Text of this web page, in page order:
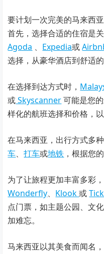
要计划一次完美的马来西
首先，选择合适的住宿是
Agoda 、 Expedia或
选择，从豪华酒店到舒适
在选择到达方式时，
或Skyscanner可能是您
样化的航班选择和价格，以
在马来西亚，出行方式多
车、打车或地铁 ，根据您
为了让旅程更加丰富多彩
Wonderfly、 Klook或
点门票，如主题公园、文
加难忘。
马来西亚以其美食而闻名